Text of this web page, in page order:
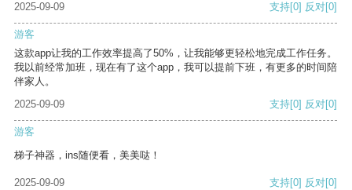
2025-09-09 支持[0] 反对[0]
游客
这款app让我的工作效率提高了50%，让我能够更轻松地完成工作任务。
我以前经常加班，现在有了这个app，我可以提前下班，有更多的时间陪
伴家人。
2025-09-09
支持[0] 反对[0]
游客
梯子神器，ins随便看，美美哒！
2025-09-09 支持[0] 反对[0]